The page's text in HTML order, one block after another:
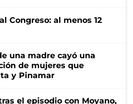
Congreso: al menos 12
una madre cayó una
de mujeres que
y Pinamar
el episodio con Moyano,